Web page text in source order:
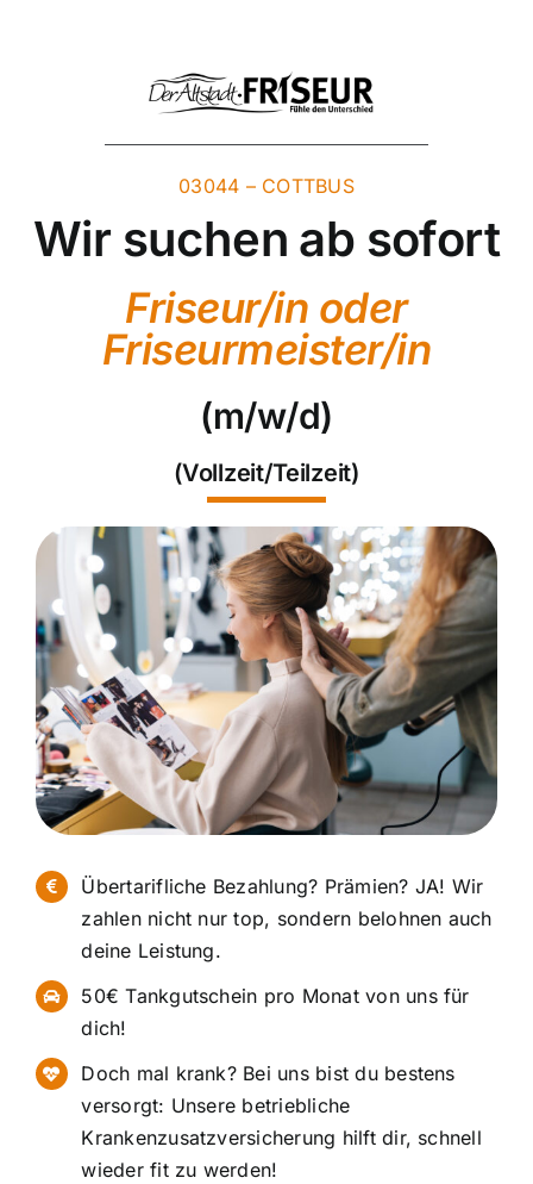
03044 – COTTBUS
Wir suchen ab sofort
Friseur/in oder
Friseurmeister/in
(m/w/d)
(Vollzeit/Teilzeit)
Übertarifliche Bezahlung? Prämien? JA! Wir
zahlen nicht nur top, sondern belohnen auch
deine Leistung.
50€ Tankgutschein pro Monat von uns für
dich!
Doch mal krank? Bei uns bist du bestens
versorgt: Unsere betriebliche
Krankenzusatzversicherung hilft dir, schnell
wieder fit zu werden!